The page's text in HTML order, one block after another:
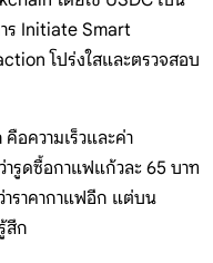
ร Initiate Smart
โปร่งใสและตรวจสอบ
อความเร็วและค่า
รูดซื้อกาแฟแก้วละ 65 บาท
ราคากาแฟอีก แต่บน
สึก